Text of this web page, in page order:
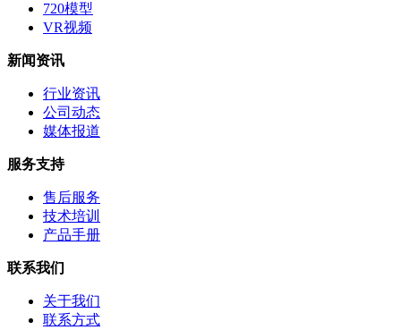
720模型
VR视频
新闻资讯
行业资讯
公司动态
媒体报道
服务支持
售后服务
技术培训
产品手册
联系我们
关于我们
联系方式